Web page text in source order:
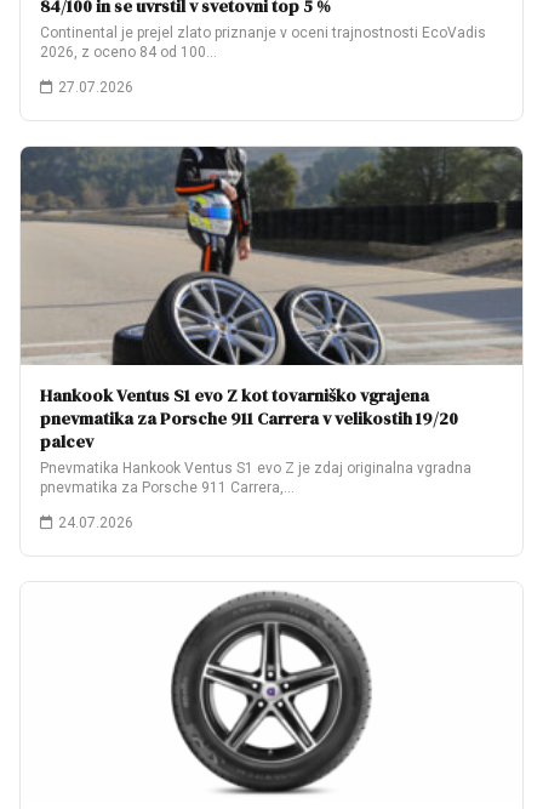
84/100 in se uvrstil v svetovni top 5 %
Continental je prejel zlato priznanje v oceni trajnostnosti EcoVadis
2026, z oceno 84 od 100…
27.07.2026
Hankook Ventus S1 evo Z kot tovarniško vgrajena
pnevmatika za Porsche 911 Carrera v velikostih 19/20
palcev
Pnevmatika Hankook Ventus S1 evo Z je zdaj originalna vgradna
pnevmatika za Porsche 911 Carrera,…
24.07.2026